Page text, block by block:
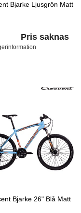
Bjarke Ljusgrön Matt
Pris saknas
Bjarke 26" Blå Matt